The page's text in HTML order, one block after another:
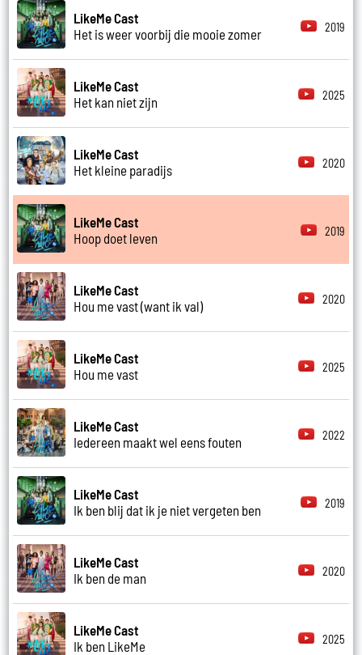
LikeMe Cast
Het is weer voorbij die mooie zomer
2019
LikeMe Cast
Het kan niet zijn
2025
LikeMe Cast
Het kleine paradijs
2020
LikeMe Cast
Hoop doet leven
2019
LikeMe Cast
Hou me vast (want ik val)
2020
LikeMe Cast
Hou me vast
2025
LikeMe Cast
Iedereen maakt wel eens fouten
2022
LikeMe Cast
Ik ben blij dat ik je niet vergeten ben
2019
LikeMe Cast
Ik ben de man
2020
LikeMe Cast
Ik ben LikeMe
2025